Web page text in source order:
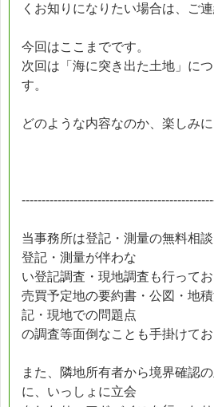
くお知りになりたい場合は、ご連
今回はここまでです。
次回は「海に突き出た土地」に
す。
どのような内容なのか、楽しみに
当事務所は登記・測量の無料相談
登記・測量が伴わな
い登記調査・現地調査も行ってお
売買予定地の要約書・公図・地
記・現地での問題点
の調査等面倒なことも手掛けてお
また、隣地所有者から境界確認
に、いっしょに立会